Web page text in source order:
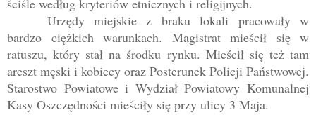
ściśle według kryteriów etnicznych i religijnych.
Urzędy miejskie z braku lokali pracowały w
bardzo ciężkich warunkach. Magistrat mieścił się w
ratuszu, który stał na środku rynku. Mieścił się też tam
areszt męski i kobiecy oraz Posterunek Policji Państwowej.
Starostwo Powiatowe i Wydział Powiatowy Komunalnej
Kasy Oszczędności mieściły się przy ulicy 3 Maja.